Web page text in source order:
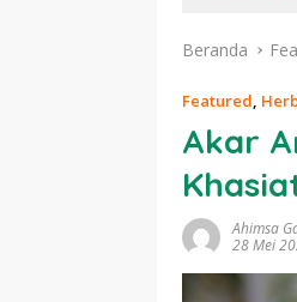
Beranda
Featured,
Akar
Ahimsa
28 Mei